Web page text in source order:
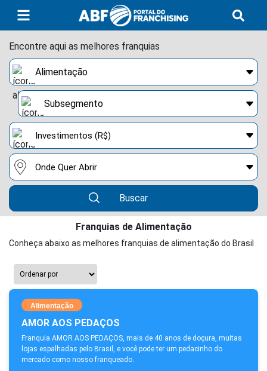
Encontre aqui as melhores franquias
Buscar
Franquias de Alimentação
Conheça abaixo as melhores franquias de alimentação do Brasil
Alimentação
AMOR AOS PEDAÇOS
Franquia AMOR AOS PEDAÇOS, mais de 40 anos de doçura, muitas
lojas espalhadas pelo Brasil, e você pode ter um pedacinho do
mercado como nosso franqueado.